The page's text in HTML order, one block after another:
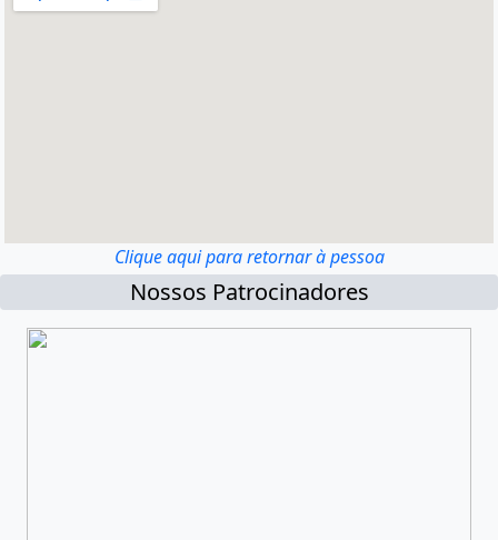
Clique aqui para retornar à pessoa
Nossos Patrocinadores